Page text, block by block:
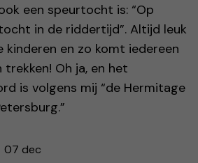
een speurtocht is: “Op
in de riddertijd”. Altijd leuk
kinderen en zo komt iedereen
trekken! Oh ja, en het
is volgens mij “de Hermitage
07 dec